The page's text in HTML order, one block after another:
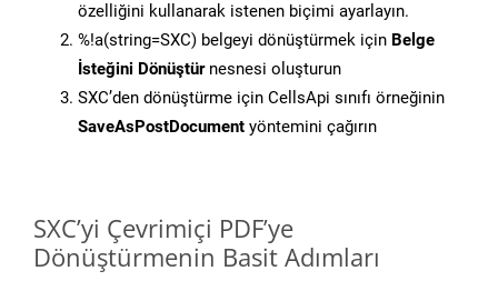
özelliğini kullanarak istenen biçimi ayarlayın.
%!a(string=SXC) belgeyi dönüştürmek için Belge
İsteğini Dönüştürnesnesi oluşturun
SXC’den dönüştürme için CellsApi sınıfı örneğinin
SaveAsPostDocument yöntemini çağırın
SXC’yi Çevrimiçi PDF’ye
Dönüştürmenin Basit Adımları